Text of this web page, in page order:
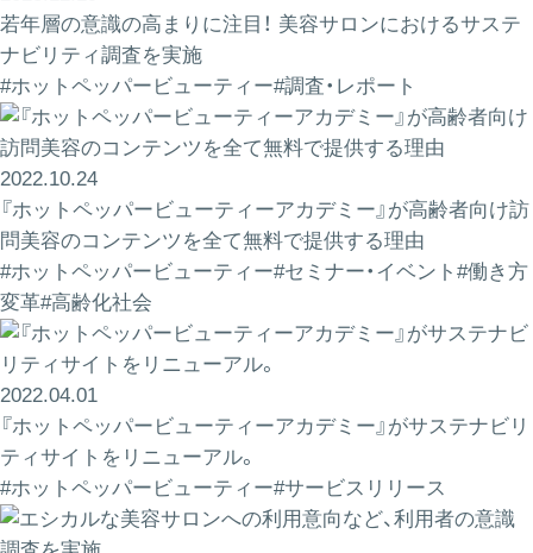
若年層の意識の高まりに注目！ 美容サロンにおけるサステ
ナビリティ調査を実施
#ホットペッパービューティー#調査・レポート
2022.10.24
『ホットペッパービューティーアカデミー』が高齢者向け訪
問美容のコンテンツを全て無料で提供する理由
#ホットペッパービューティー#セミナー・イベント #働き方
変革#高齢化社会
2022.04.01
『ホットペッパービューティーアカデミー』がサステナビリ
ティサイトをリニューアル。
#ホットペッパービューティー#サービスリリース